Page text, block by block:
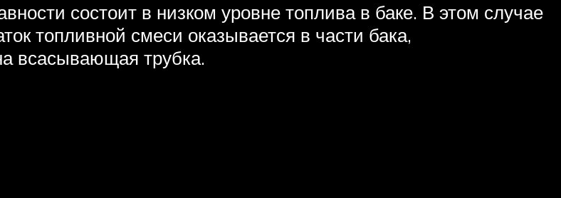
состоит в низком уровне топлива в баке. В этом случае
топливной смеси оказывается в части бака,
всасывающая трубка.